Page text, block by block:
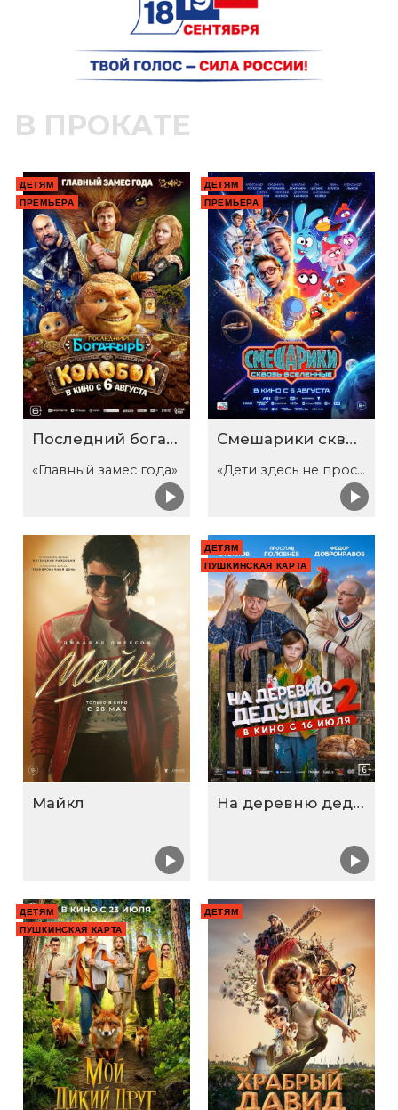
В ПРОКАТЕ
ДЕТЯМ
ПРЕМЬЕРА
Последний богатырь. Колобок
«Главный замес года»
ДЕТЯМ
ПРЕМЬЕРА
Смешарики сквозь вселенные
«Дети здесь не просто так»
Майкл
ДЕТЯМ
ПУШКИНСКАЯ КАРТА
На деревню дедушке 2
ДЕТЯМ
ПУШКИНСКАЯ КАРТА
ДЕТЯМ